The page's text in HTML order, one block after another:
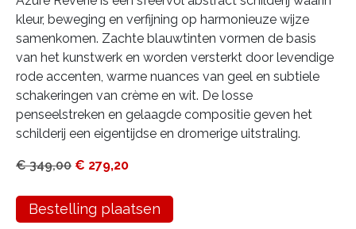
kleur, beweging en verfijning op harmonieuze wijze
samenkomen. Zachte blauwtinten vormen de basis
van het kunstwerk en worden versterkt door levendige
rode accenten, warme nuances van geel en subtiele
schakeringen van crème en wit. De losse
penseelstreken en gelaagde compositie geven het
schilderij een eigentijdse en dromerige uitstraling.
€349,00 € 279,20
Bestelling plaatsen